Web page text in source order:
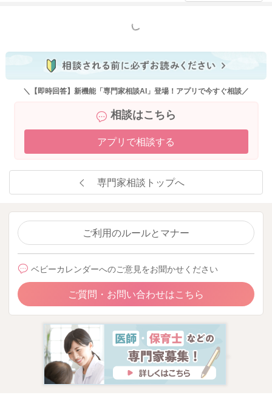
満腹中枢も発達してくる頃と思います。また昼夜の区別がつい
味が出てくる頃と思います。お子さんの活動量や運動量が増え
てきますし、お子さんの満腹中枢が発達してくれば、今よりも
飲む量が減ることもあります。ですので、まずは授乳を3時間以
上空けてご様子を見ていただければいいと思いますよ。
もっと見る
＼【即時回答】新機能「専門家相談AI」登場！アプリで今すぐ相談／
相談はこちら
アプリで相談する
専門家相談トップへ
ご利用のルールとマナー
ベビーカレンダーへのご意見をお聞かせください
ご質問・お問い合わせはこちら